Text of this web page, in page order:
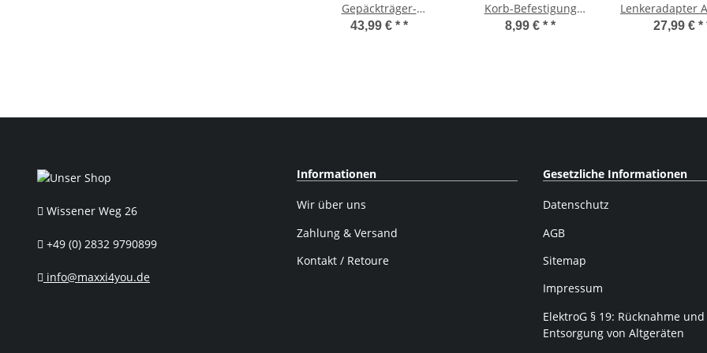
Gepäckträger-
Adapterplatte Adapter,
43,99 € * *
Korb-Befestigung
Gepäckträgerkorb
8,99 € * *
Lenkeradapter
27,99 € *
Wissener Weg 26
+49 (0) 2832 9790899
info@maxxi4you.de
Informationen
Wir über uns
Zahlung & Versand
Kontakt / Retoure
Gesetzliche Informationen
Datenschutz
AGB
Sitemap
Impressum
ElektroG § 19: Rücknahme und
Entsorgung von Altgeräten